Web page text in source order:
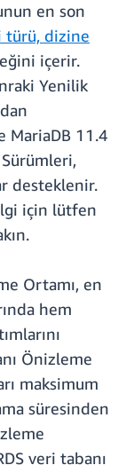
en son
türü, dizine
içerir.
Yenilik
MariaDB 11.4
desteklenir.
için lütfen
Ortamı, en
hem
Önizleme
maksimum
süresinden
veri tabanı